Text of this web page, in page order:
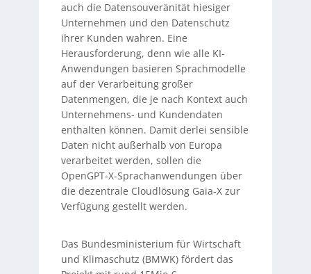
auch die Datensouveränität hiesiger
Unternehmen und den Datenschutz
ihrer Kunden wahren. Eine
Herausforderung, denn wie alle KI-
Anwendungen basieren Sprachmodelle
auf der Verarbeitung großer
Datenmengen, die je nach Kontext auch
Unternehmens- und Kundendaten
enthalten können. Damit derlei sensible
Daten nicht außerhalb von Europa
verarbeitet werden, sollen die
OpenGPT-X-Sprachanwendungen über
die dezentrale Cloudlösung Gaia-X zur
Verfügung gestellt werden.
Das Bundesministerium für Wirtschaft
und Klimaschutz (BMWK) fördert das